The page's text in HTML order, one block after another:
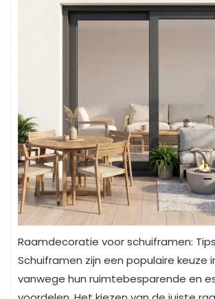
Raamdecoratie voor schuiframen:
Schuiframen zijn een populaire keuze
vanwege hun ruimtebesparende en